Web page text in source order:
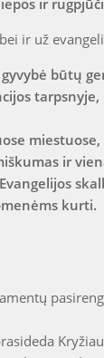
ir
ir už
būtų
ir
kurti.